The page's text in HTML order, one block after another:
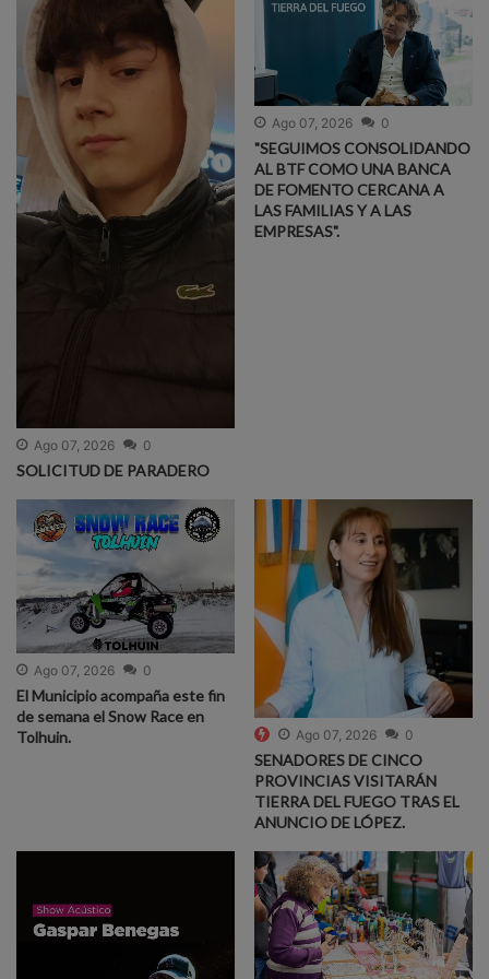
Ago 07, 2026 0
SOLICITUD DE PARADERO
Ago 07, 2026 0
"SEGUIMOS CONSOLIDANDO
AL BTF COMO UNA BANCA
DE FOMENTO CERCANA A
LAS FAMILIAS Y A LAS
EMPRESAS".
Ago 07, 2026 0
El Municipio acompaña este fin
de semana el Snow Race en
Tolhuin.
Ago 07, 2026 0
SENADORES DE CINCO
PROVINCIAS VISITARÁN
TIERRA DEL FUEGO TRAS EL
ANUNCIO DE LÓPEZ.